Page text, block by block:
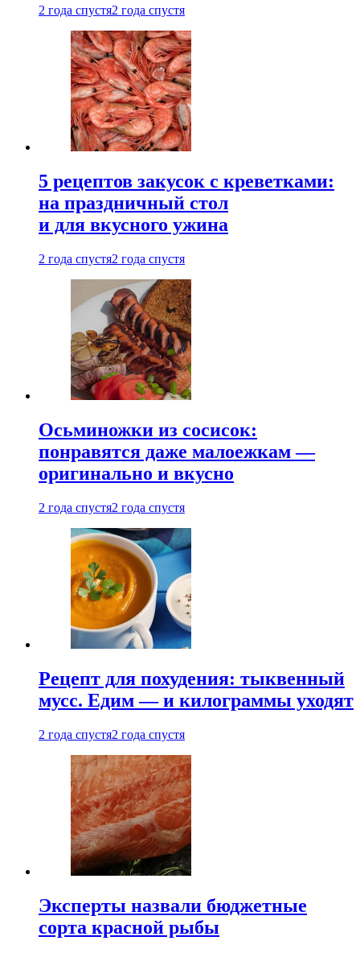
2 года спустя2 года спустя
5 рецептов закусок с креветками:
на праздничный стол
и для вкусного ужина
2 года спустя2 года спустя
Осьминожки из сосисок:
понравятся даже малоежкам —
оригинально и вкусно
2 года спустя2 года спустя
Рецепт для похудения: тыквенный
мусс. Едим — и килограммы уходят
2 года спустя2 года спустя
Эксперты назвали бюджетные
сорта красной рыбы